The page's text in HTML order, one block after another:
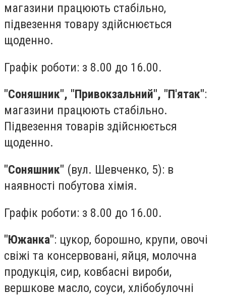
магазини працюють стабільно,
підвезення товару здійснюється
щоденно.
Графік роботи: з 8.00 до 16.00.
"Соняшник", "Привокзальний", "П'ятак":
магазини працюють стабільно.
Підвезення товарів здійснюється
щоденно.
"Соняшник" (вул. Шевченко, 5): в
наявності побутова хімія.
Графік роботи: з 8.00 до 16.00.
"Южанка": цукор, борошно, крупи, овочі
свіжі та консервовані, яйця, молочна
продукція, сир, ковбасні вироби,
вершкове масло, соуси, хлібобулочні